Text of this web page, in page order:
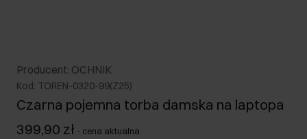
Producent: OCHNIK
Kod: TOREN-0320-99(Z25)
Czarna pojemna torba damska na laptopa
399,90 zł - cena aktualna